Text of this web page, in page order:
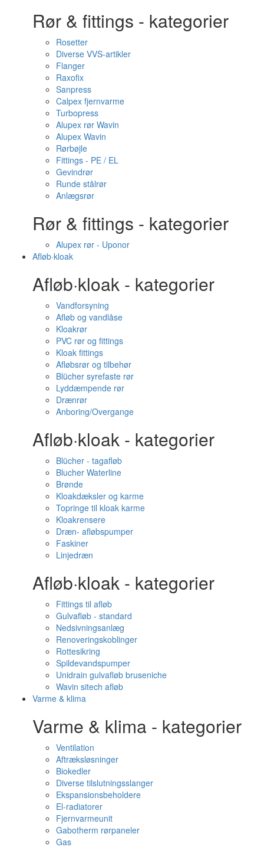
Rør & fittings - kategorier
Rosetter
Diverse VVS-artikler
Flanger
Raxofix
Sanpress
Calpex fjernvarme
Turbopress
Alupex rør Wavin
Alupex Wavin
Rørbøjle
Fittings - PE / EL
Gevindrør
Runde stålrør
Anlægsrør
Rør & fittings - kategorier
Alupex rør - Uponor
Afløb·kloak
Afløb·kloak - kategorier
Vandforsyning
Afløb og vandlåse
Kloakrør
PVC rør og fittings
Kloak fittings
Afløbsrør og tilbehør
Blücher syrefaste rør
Lyddæmpende rør
Drænrør
Anboring/Overgange
Afløb·kloak - kategorier
Blücher - tagafløb
Blucher Waterline
Brønde
Kloakdæksler og karme
Topringe til kloak karme
Kloakrensere
Dræn- afløbspumper
Faskiner
Linjedræn
Afløb·kloak - kategorier
Fittings til afløb
Gulvafløb - standard
Nedsivningsanlæg
Renoveringskoblinger
Rottesikring
Spildevandspumper
Unidrain gulvafløb bruseniche
Wavin sitech afløb
Varme & klima
Varme & klima - kategorier
Ventilation
Aftræksløsninger
Biokedler
Diverse tilslutningsslanger
Ekspansionsbeholdere
El-radiatorer
Fjernvarmeunit
Gabotherm rørpaneler
Gas